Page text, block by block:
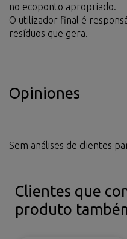
no ecoponto apropriado.
O utilizador final é
resíduos que gera.
Opiniones
Sem análises de clientes
Clientes que
produto